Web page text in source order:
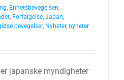
, Enhetsbevegelsen,
, Forfølgelse, Japan,
bevegelser, Nyheter, nyheter
japanske myndigheter